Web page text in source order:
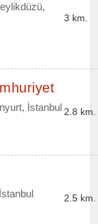
3 km.
İstanbul 2.8 km.
2.5 km.